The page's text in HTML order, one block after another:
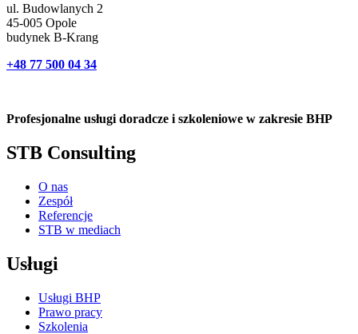
ul. Budowlanych 2
45-005 Opole
budynek B-Krang
+48 77 500 04 34
Profesjonalne usługi doradcze i szkoleniowe w zakresie BHP
STB Consulting
O nas
Zespół
Referencje
STB w mediach
Usługi
Usługi BHP
Prawo pracy
Szkolenia